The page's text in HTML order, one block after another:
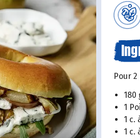
Pour
180
1
1 c.
1 c.